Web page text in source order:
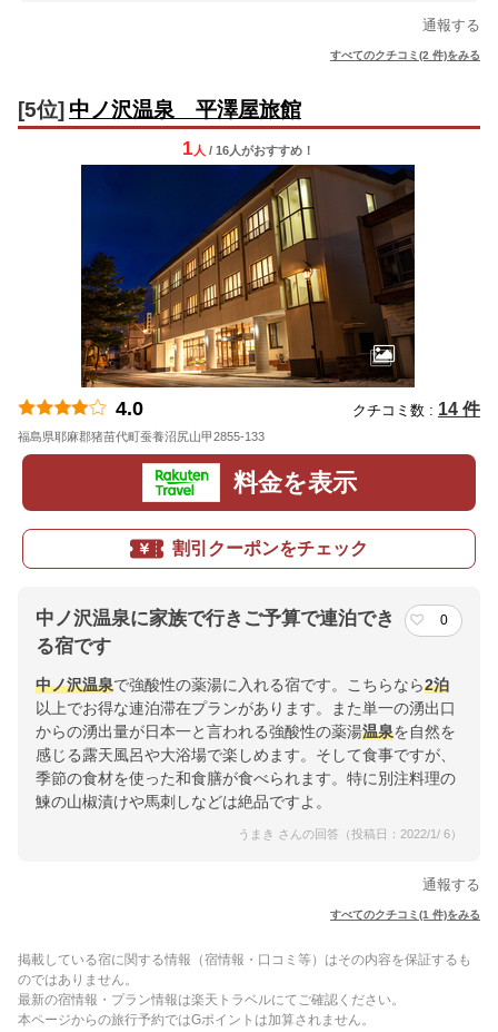
通報する
すべてのクチコミ(2 件)をみる
[5位] 中ノ沢温泉 平澤屋旅館
1 人 / 16人がおすすめ！
4.0 クチコミ数 : 14 件
福島県耶麻郡猪苗代町蚕養沼尻山甲2855-133
料金を表示
割引クーポンをチェック
中ノ沢温泉に家族で行きご予算で連泊でき
る宿です
0
中ノ沢温泉で強酸性の薬湯に入れる宿です。こちらなら2泊
以上でお得な連泊滞在プランがあります。また単一の湧出口
からの湧出量が日本一と言われる強酸性の薬湯温泉を自然を
感じる露天風呂や大浴場で楽しめます。そして食事ですが、
季節の食材を使った和食膳が食べられます。特に別注料理の
鰊の山椒漬けや馬刺しなどは絶品ですよ。
うまき さんの回答（投稿日：2022/1/ 6）
通報する
すべてのクチコミ(1 件)をみる
掲載している宿に関する情報（宿情報・口コミ等）はその内容を保証するも
のではありません。
最新の宿情報・プラン情報は楽天トラベルにてご確認ください。
本ページからの旅行予約ではGポイントは加算されません。